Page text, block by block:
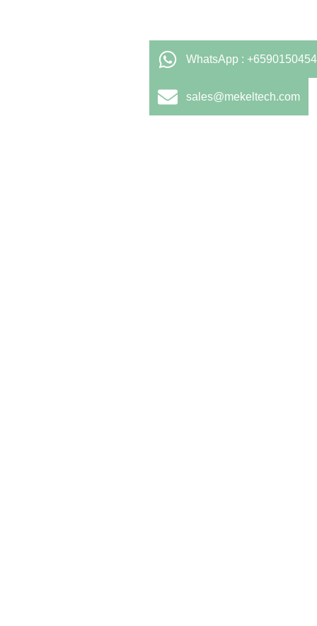
WhatsApp : +6590150454
sales@mekeltech.com